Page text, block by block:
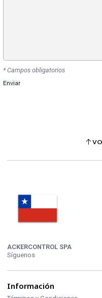
* Campos obligatorios
ACKERCONTROL SPA
Síguenos
Información